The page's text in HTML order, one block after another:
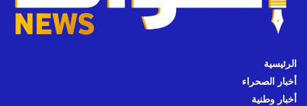
الرئيسية
أخبار الصحراء
أخبار وطنية